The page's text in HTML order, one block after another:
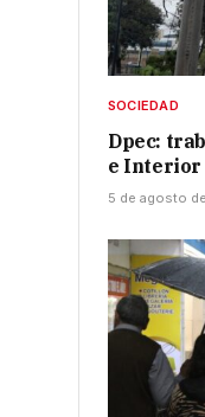
SOCIEDAD
Dpec:
e Interior
5 de agosto